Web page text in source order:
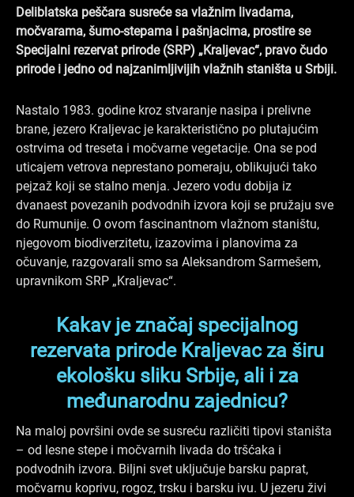
o
o
k
d
i
n
g
r
a
m
Deliblatska peščara susreće sa vlažnim livadama,
močvarama, šumo-stepama i pašnjacima, prostire se
Specijalni rezervat prirode (SRP) „Kraljevac“, pravo čudo
prirode i jedno od najzanimljivijih vlažnih staništa u Srbiji.
Nastalo 1983. godine kroz stvaranje nasipa i prelivne
brane, jezero Kraljevac je karakteristično po plutajućim
ostrvima od treseta i močvarne vegetacije. Ona se pod
uticajem vetrova neprestano pomeraju, oblikujući tako
pejzaž koji se stalno menja. Jezero vodu dobija iz
dvanaest povezanih podvodnih izvora koji se pružaju sve
do Rumunije. O ovom fascinantnom vlažnom staništu,
njegovom biodiverzitetu, izazovima i planovima za
očuvanje, razgovarali smo sa Aleksandrom Sarmešem,
upravnikom SRP „Kraljevac“.
Kakav je značaj specijalnog
rezervata prirode Kraljevac za širu
ekološku sliku Srbije, ali i za
međunarodnu zajednicu?
Na maloj površini ovde se susreću različiti tipovi staništa
– od lesne stepe i močvarnih livada do tršćaka i
podvodnih izvora. Biljni svet uključuje barsku paprat,
močvarnu koprivu, rogoz, trsku i barsku ivu. U jezeru živi